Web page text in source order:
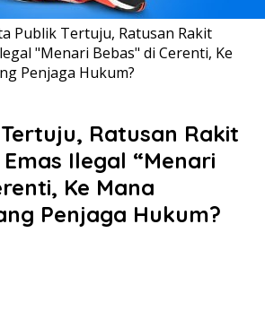
Publik Tertuju, Ratusan Rakit
"Menari Bebas" di Cerenti, Ke
Penjaga Hukum?
Ratusan Rakit
Ilegal “Menari
Ke Mana
Penjaga Hukum?